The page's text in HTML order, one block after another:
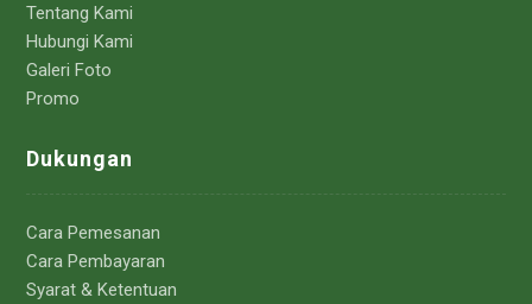
Tentang Kami
Hubungi Kami
Galeri Foto
Promo
Dukungan
Cara Pemesanan
Cara Pembayaran
Syarat & Ketentuan